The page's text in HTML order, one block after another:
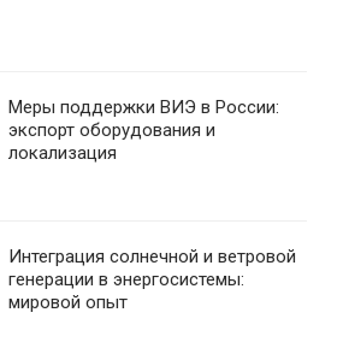
Меры поддержки ВИЭ в России:
экспорт оборудования и
локализация
Интеграция солнечной и ветровой
генерации в энергосистемы:
мировой опыт